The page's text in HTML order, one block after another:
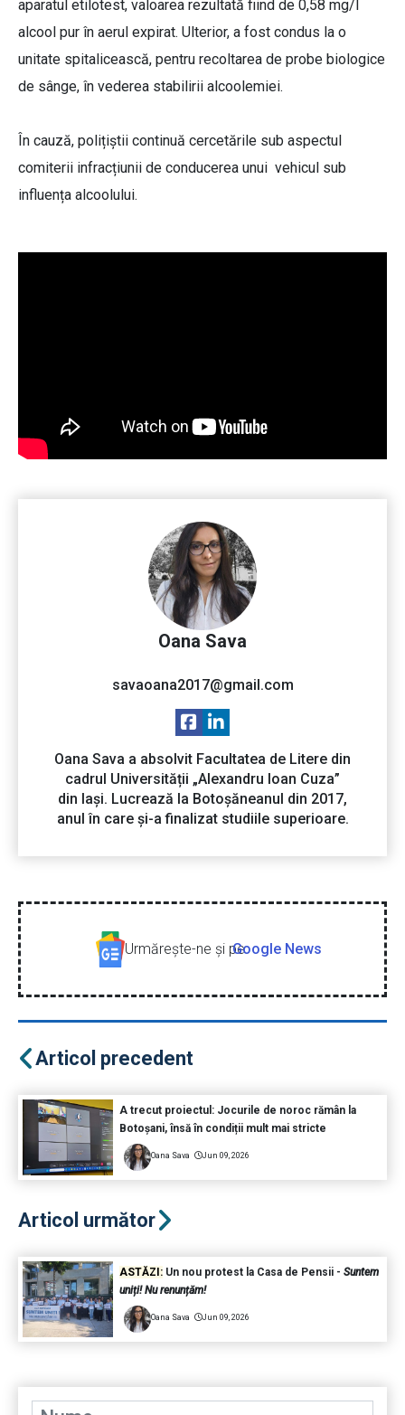
aparatul etilotest, valoarea rezultată fiind de 0,58 mg/l
alcool pur în aerul expirat. Ulterior, a fost condus la o
unitate spitalicească, pentru recoltarea de probe biologice
de sânge, în vederea stabilirii alcoolemiei.
În cauză, polițiștii continuă cercetările sub aspectul
comiterii infracțiunii de conducerea unui vehicul sub
influența alcoolului.
Oana Sava
savaoana2017@gmail.com
Oana Sava a absolvit Facultatea de Litere din
cadrul Universității „Alexandru Ioan Cuza”
din Iași. Lucrează la Botoșăneanul din 2017,
anul în care și-a finalizat studiile superioare.
Urmăreşte-ne şi peGoogle News
Articol precedent
A trecut proiectul: Jocurile de noroc rămân la
Botoșani, însă în condiții mult mai stricte
Oana Sava Jun 09, 2026
Articol următor
ASTĂZI:Un nou protest la Casa de Pensii - Suntem
uniți! Nu renunțăm!
Oana Sava Jun 09, 2026